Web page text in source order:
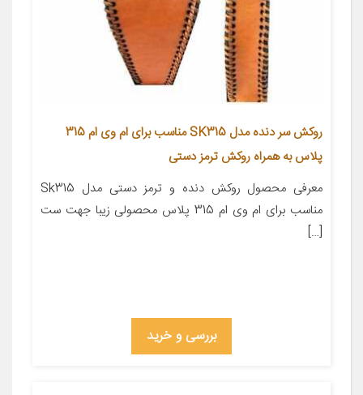
روکش سر دنده مدل SK315 مناسب برای ام وی ام 315
پلاس به همراه روکش ترمز دستی
معرفی محصول روکش دنده و ترمز دستی مدل Sk315
مناسب برای ام وی ام 315 پلاس محصولی زیبا جهت ست
[…]
بررسی و خرید